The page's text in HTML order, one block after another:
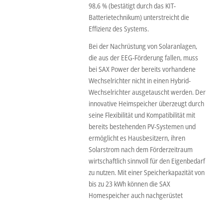
98,6 % (bestätigt durch das KIT-
Batterietechnikum) unterstreicht die
Effizienz des Systems.
Bei der Nachrüstung von Solaranlagen,
die aus der EEG-Förderung fallen, muss
bei SAX Power der bereits vorhandene
Wechselrichter nicht in einen Hybrid-
Wechselrichter ausgetauscht werden. Der
innovative Heimspeicher überzeugt durch
seine Flexibilität und Kompatibilität mit
bereits bestehenden PV-Systemen und
ermöglicht es Hausbesitzern, ihren
Solarstrom nach dem Förderzeitraum
wirtschaftlich sinnvoll für den Eigenbedarf
zu nutzen. Mit einer Speicherkapazität von
bis zu 23 kWh können die SAX
Homespeicher auch nachgerüstet